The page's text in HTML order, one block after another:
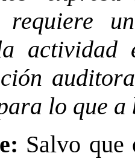
requiere
actividad
lo que a
Salvo que